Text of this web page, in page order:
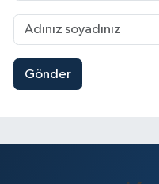
Gönder